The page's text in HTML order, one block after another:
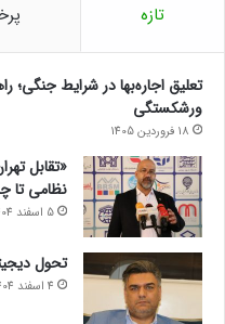
تازه
تعلیق اجاره‌بها در شرایط جنگی؛
ورشکستگی
18 فروردین 1405
«تقابل
نظامی تا
5 اسفند 1404
تحول
4 اسفند 1404